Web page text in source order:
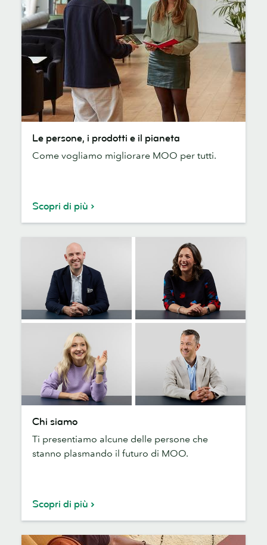
persone,
pianeta
Le persone, i prodotti e il pianeta
Come vogliamo migliorare MOO per tutti.
Scopri di più
siamo
Chi siamo
Ti presentiamo alcune delle persone che
stanno plasmando il futuro di MOO.
Scopri di più